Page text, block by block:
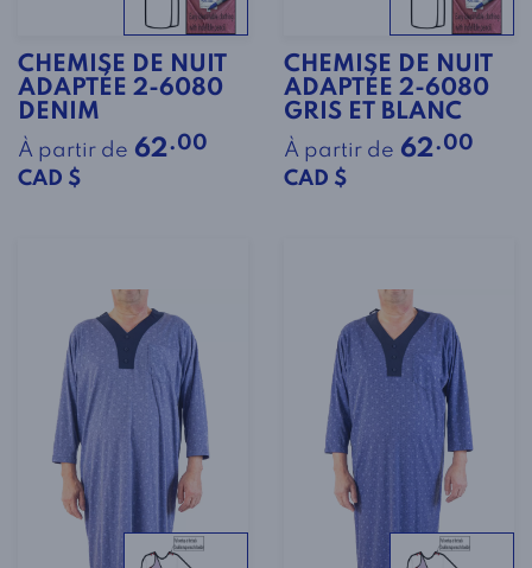
CHEMISE DE NUIT
ADAPTÉE 2-6080
DENIM
À partir de 62.00
CAD $
CHEMISE DE NUIT
ADAPTÉE 2-6080
GRIS ET BLANC
À partir de 62.00
CAD $